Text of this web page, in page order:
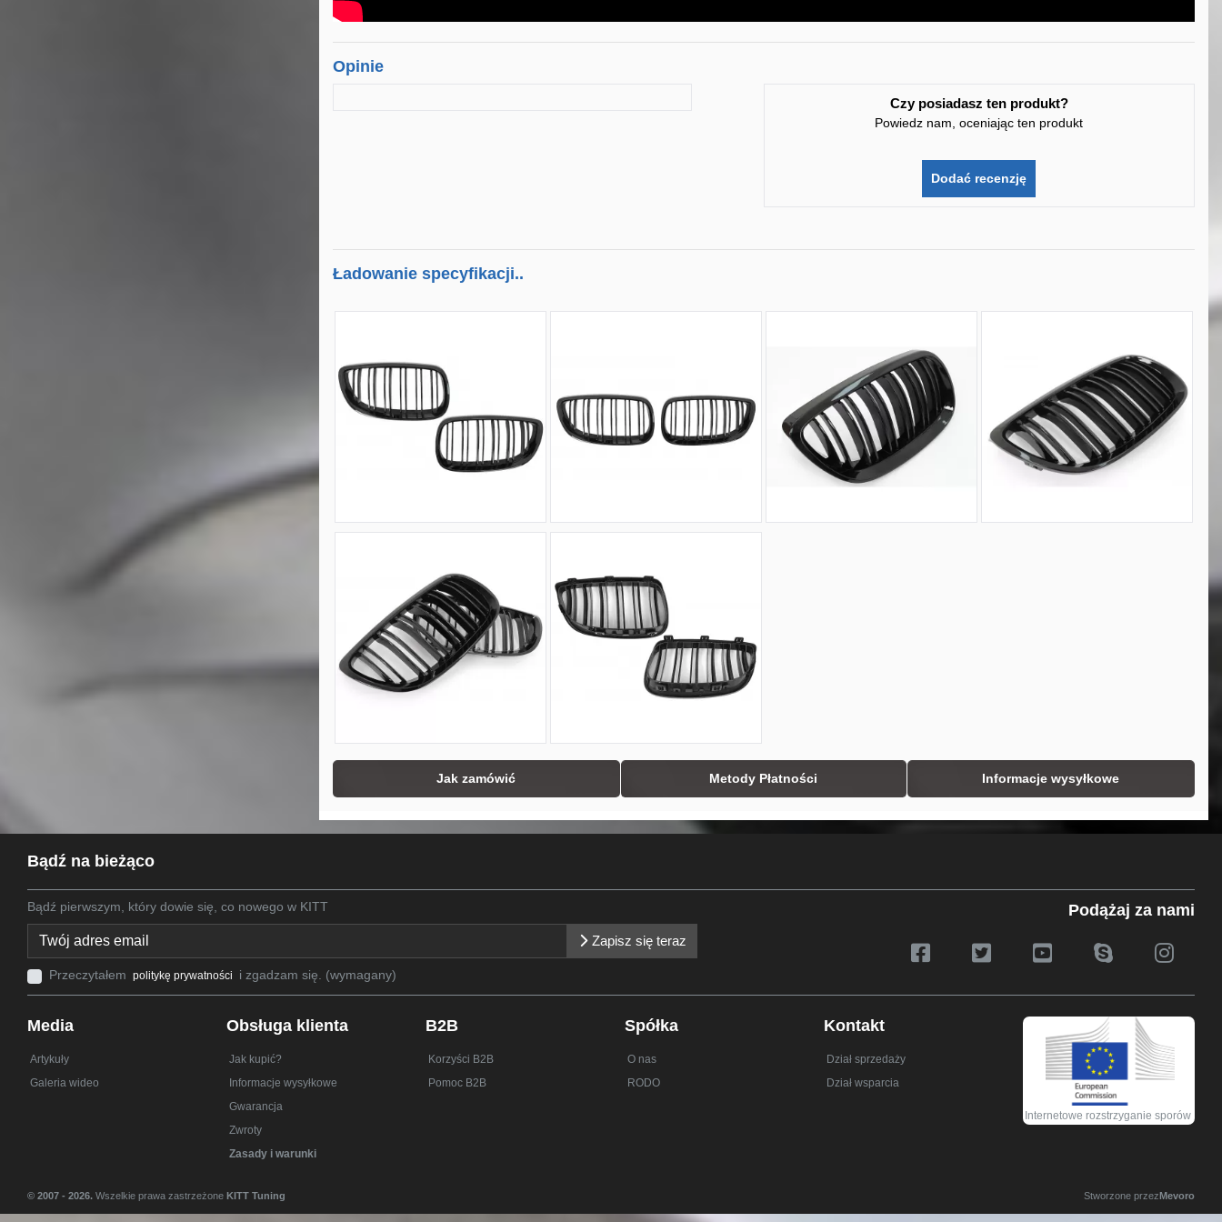
Opinie
Czy posiadasz ten produkt?
Powiedz nam, oceniając ten produkt
Dodać recenzję
Ładowanie specyfikacji..
Jak zamówić Metody Płatności Informacje wysyłkowe
Bądź na bieżąco
Bądź pierwszym, który dowie się, co nowego w KITT
Zapisz się teraz
Przeczytałem politykę prywatności i zgadzam się. (wymagany)
Podążaj za nami
Media
Artykuły
Galeria wideo
Obsługa klienta
Jak kupić?
Informacje wysyłkowe
Gwarancja
Zwroty
Zasady i warunki
B2B
Korzyści B2B
Pomoc B2B
Spółka
O nas
RODO
Kontakt
Dział sprzedaży
Dział wsparcia
Internetowe rozstrzyganie sporów
Stworzone przezMevoro
© 2007 - 2026. Wszelkie prawa zastrzeżone KITT Tuning